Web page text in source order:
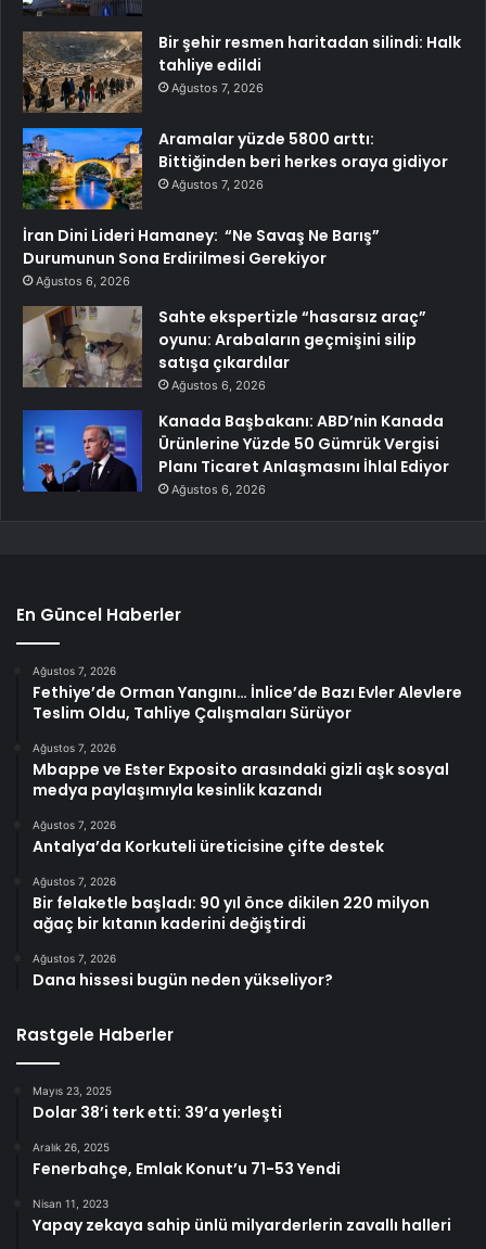
Bir şehir resmen haritadan silindi: Halk
tahliye edildi
Ağustos 7, 2026
Aramalar yüzde 5800 arttı:
Bittiğinden beri herkes oraya gidiyor
Ağustos 7, 2026
İran Dini Lideri Hamaney: “Ne Savaş Ne Barış”
Durumunun Sona Erdirilmesi Gerekiyor
Ağustos 6, 2026
Sahte ekspertizle “hasarsız araç”
oyunu: Arabaların geçmişini silip
satışa çıkardılar
Ağustos 6, 2026
Kanada Başbakanı: ABD’nin Kanada
Ürünlerine Yüzde 50 Gümrük Vergisi
Planı Ticaret Anlaşmasını İhlal Ediyor
Ağustos 6, 2026
En Güncel Haberler
Ağustos 7, 2026
Fethiye’de Orman Yangını… İnlice’de Bazı Evler Alevlere
Teslim Oldu, Tahliye Çalışmaları Sürüyor
Ağustos 7, 2026
Mbappe ve Ester Exposito arasındaki gizli aşk sosyal
medya paylaşımıyla kesinlik kazandı
Ağustos 7, 2026
Antalya’da Korkuteli üreticisine çifte destek
Ağustos 7, 2026
Bir felaketle başladı: 90 yıl önce dikilen 220 milyon
ağaç bir kıtanın kaderini değiştirdi
Ağustos 7, 2026
Dana hissesi bugün neden yükseliyor?
Rastgele Haberler
Mayıs 23, 2025
Dolar 38’i terk etti: 39’a yerleşti
Aralık 26, 2025
Fenerbahçe, Emlak Konut’u 71-53 Yendi
Nisan 11, 2023
Yapay zekaya sahip ünlü milyarderlerin zavallı halleri